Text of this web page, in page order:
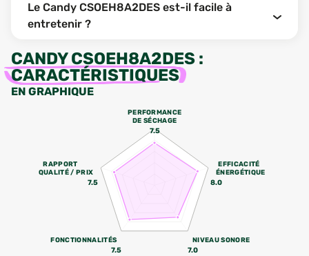
Le Candy CSOEH8A2DES est-il facile à
entretenir ?
CANDY CSOEH8A2DES :
CARACTÉRISTIQUES
EN GRAPHIQUE
PERFORMANCE
DE SÉCHAGE
7.5
EFFICACITÉ
ÉNERGÉTIQUE
8.0
NIVEAU SONORE
7.0
FONCTIONNALITÉS
7.5
RAPPORT
QUALITÉ / PRIX
7.5